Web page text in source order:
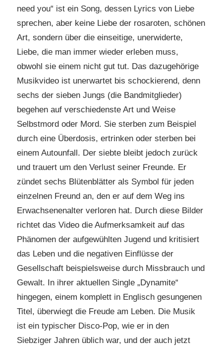
need you“ ist ein Song, dessen Lyrics von Liebe
sprechen, aber keine Liebe der rosaroten, schönen
Art, sondern über die einseitige, unerwiderte,
Liebe, die man immer wieder erleben muss,
obwohl sie einem nicht gut tut. Das dazugehörige
Musikvideo ist unerwartet bis schockierend, denn
sechs der sieben Jungs (die Bandmitglieder)
begehen auf verschiedenste Art und Weise
Selbstmord oder Mord. Sie sterben zum Beispiel
durch eine Überdosis, ertrinken oder sterben bei
einem Autounfall. Der siebte bleibt jedoch zurück
und trauert um den Verlust seiner Freunde. Er
zündet sechs Blütenblätter als Symbol für jeden
einzelnen Freund an, den er auf dem Weg ins
Erwachsenenalter verloren hat. Durch diese Bilder
richtet das Video die Aufmerksamkeit auf das
Phänomen der aufgewühlten Jugend und kritisiert
das Leben und die negativen Einflüsse der
Gesellschaft beispielsweise durch Missbrauch und
Gewalt. In ihrer aktuellen Single „Dynamite“
hingegen, einem komplett in Englisch gesungenen
Titel, überwiegt die Freude am Leben. Die Musik
ist ein typischer Disco-Pop, wie er in den
Siebziger Jahren üblich war, und der auch jetzt